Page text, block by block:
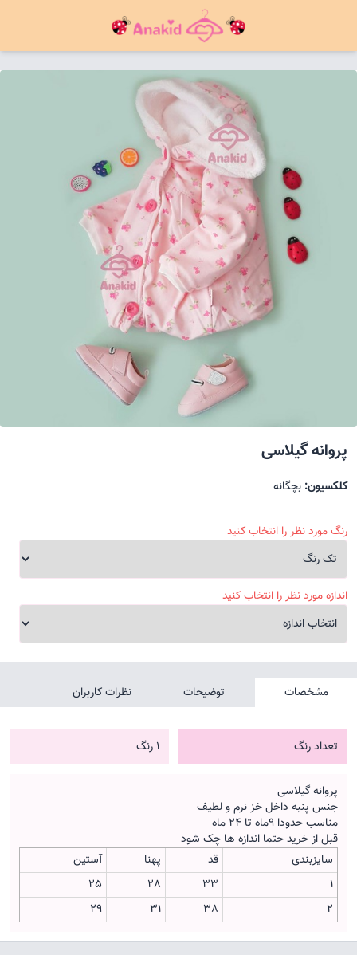
پروانه گیلاسی
کلکسیون: بچگانه
رنگ مورد نظر را انتخاب کنید
اندازه مورد نظر را انتخاب کنید
مشخصات توضیحات نظرات کاربران
تعداد رنگ 1 رنگ
پروانه گیلاسی
جنس پنبه داخل خز نرم و لطیف
مناسب حدودا 9ماه تا 24 ماه
قبل از خرید حتما اندازه ها چک شود
سایزبندی
قد پهنا
آستین
1
33
28
25
2
38
31
29